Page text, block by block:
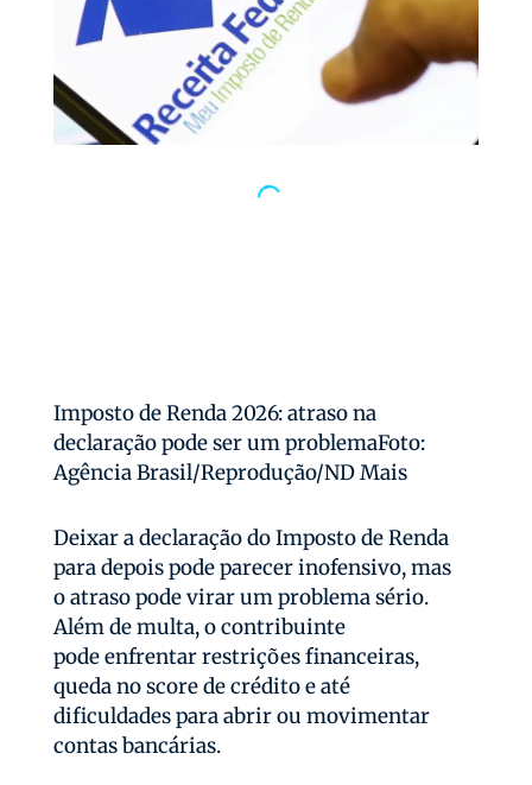
Imposto de Renda 2026: atraso na
declaração pode ser um problemaFoto:
Agência Brasil/Reprodução/ND Mais
Deixar a declaração do Imposto de Renda
para depois pode parecer inofensivo, mas
o atraso pode virar um problema sério.
Além de multa, o contribuinte
pode enfrentar restrições financeiras,
queda no score de crédito e até
dificuldades para abrir ou movimentar
contas bancárias.